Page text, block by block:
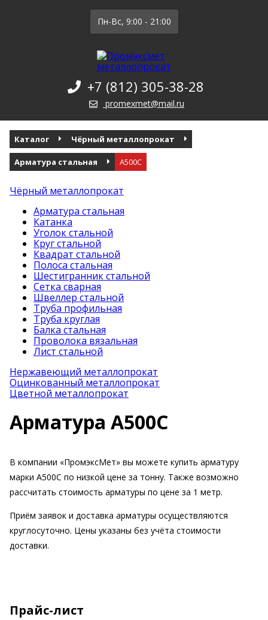
Пн-Вс, 9:00 - 21:00
+7 (812) 305-38-28
promexmet@mail.ru
Каталог Чёрный металлопрокат
Арматура стальная А500С
Чёрный металлопрокат
Арматура стальная
Катанка
Уголок стальной
Круг стальной
Квадрат стальной
Полоса стальная
Шестигранник стальной
Сетка сварная
Швеллер стальной
Труба профильная
Труба круглая
Балка стальная
Проволока вязальная
Лист стальной
Нержавеющий металлопрокат
Оцинкованный металлопрокат
Цветной металлопрокат
Арматура А500С
В компании «ПромэксМет» вы можете купить арматуру
марки А500С по низкой цене за тонну. Также возможно
рассчитать стоимость арматуры по цене за 1 метр.
Приём заявок и доставка арматуры осуществляются
круглосуточно. Цены указаны без учёта стоимости
доставки.
Прайс-лист